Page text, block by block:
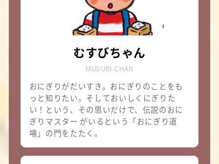
むすびちゃん
MUSUBI-CHAN
おにぎりがだいすき。おにぎりのことをも
っと知りたい。そしておいしくにぎりた
い！という、その思いだけで、伝説のおに
ぎりマスター がいるという「おにぎり道
場」の門をたたく。